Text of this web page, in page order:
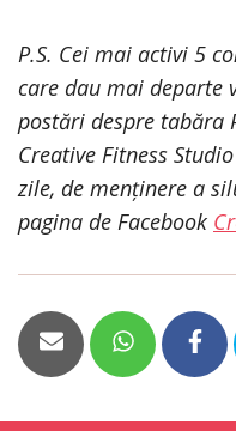
P.S. Cei mai activi 5
care dau mai departe
postări despre tabăra
Creative Fitness
zile, de menținere a
pagina de Facebook